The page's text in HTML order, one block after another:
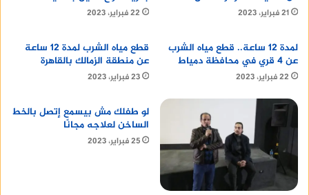
21 فبراير، 2023 22 فبراير، 2023
لمدة 12 ساعة.. قطع مياه الشرب
عن 4 قري في محافظة دمياط
22 فبراير، 2023
قطع مياه الشرب لمدة 12 ساعة
عن منطقة الزمالك بالقاهرة
23 فبراير، 2023
لو طفلك مش بيسمع إتصل بالخط
الساخن لعلاجه مجانًا
25 فبراير، 2023